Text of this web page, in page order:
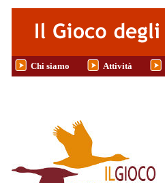
Salta al contenuto principale
Chi siamo Attività